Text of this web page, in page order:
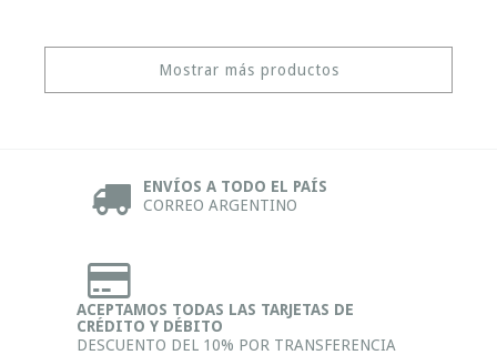
Mostrar más productos
ENVÍOS A TODO EL PAÍS
CORREO ARGENTINO
ACEPTAMOS TODAS LAS TARJETAS DE
CRÉDITO Y DÉBITO
DESCUENTO DEL 10% POR TRANSFERENCIA